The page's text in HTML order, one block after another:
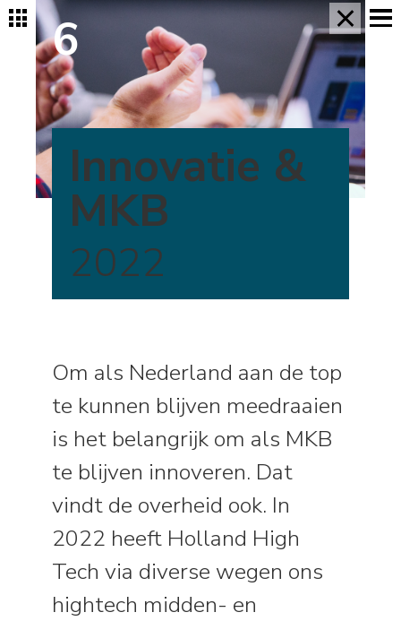
6
Innovatie &
MKB
2022
Om als Nederland aan de top
te kunnen blijven meedraaien
is het belangrijk om als MKB
te blijven innoveren. Dat
vindt de overheid ook. In
2022 heeft Holland High
Tech via diverse wegen ons
hightech midden- en
×